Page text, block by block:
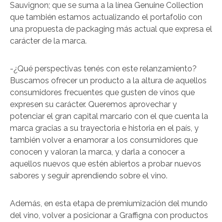
Sauvignon; que se suma a la línea Genuine Collection
que también estamos actualizando el portafolio con
una propuesta de packaging más actual que expresa el
carácter de la marca.
-¿Qué perspectivas tenés con este relanzamiento?
Buscamos ofrecer un producto a la altura de aquellos
consumidores frecuentes que gusten de vinos que
expresen su carácter. Queremos aprovechar y
potenciar el gran capital marcario con el que cuenta la
marca gracias a su trayectoria e historia en el país, y
también volver a enamorar a los consumidores que
conocen y valoran la marca, y darla a conocer a
aquellos nuevos que estén abiertos a probar nuevos
sabores y seguir aprendiendo sobre el vino.
Además, en esta etapa de premiumización del mundo
del vino, volver a posicionar a Graffigna con productos